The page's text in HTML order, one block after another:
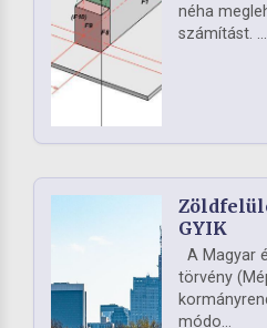
néha
számítást. ...
GYIK
A Magyar
törvény
módo...